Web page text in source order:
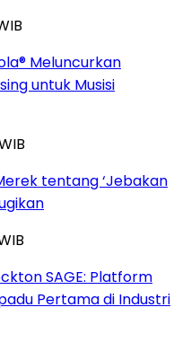
Meluncurkan
untuk Musisi
tentang ‘Jebakan
SAGE: Platform
Pertama di Industri